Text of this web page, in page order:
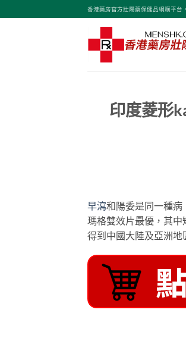
to
香港藥房官方壯陽藥保健品網購平台
印度菱形
早瀉和陽委是同一種病
瑪格雙效片最優，其
得到中國大陸及亞洲地